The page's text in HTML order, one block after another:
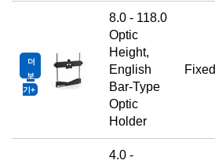
더
보
기
8.0 - 118.0
Optic
Height,
English
Bar-Type
Optic
Holder
Fixed
4.0 -